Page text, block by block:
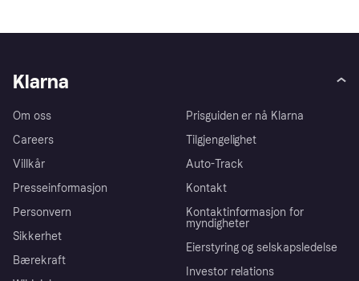
Klarna
Om oss
Careers
Villkår
Presseinformasjon
Personvern
Sikkerhet
Bærekraft
Prisguiden er nå Klarna
Tilgjengelighet
Auto-Track
Kontakt
Kontaktinformasjon for
myndigheter
Eierstyring og selskapsledelse
Investor relations